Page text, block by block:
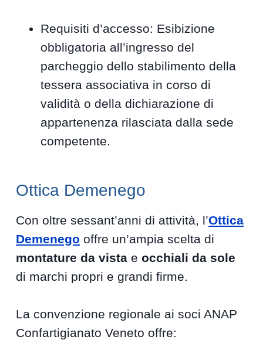
Requisiti d’accesso: Esibizione
obbligatoria all’ingresso del
parcheggio dello stabilimento della
tessera associativa in corso di
validità o della dichiarazione di
appartenenza rilasciata dalla sede
competente.
Ottica Demenego
Con oltre sessant’anni di attività, l’Ottica
Demenego offre un’ampia scelta di
montature da vista eocchiali da sole
di marchi propri e grandi firme.
La convenzione regionale ai soci ANAP
Confartigianato Veneto offre: